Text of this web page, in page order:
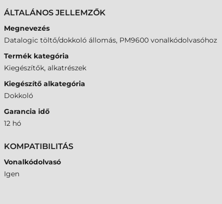
ÁLTALÁNOS JELLEMZŐK
Megnevezés
Datalogic töltő/dokkoló állomás, PM9600 vonalkódolvasóhoz
Termék kategória
Kiegészítők, alkatrészek
Kiegészítő alkategória
Dokkoló
Garancia idő
12 hó
KOMPATIBILITÁS
Vonalkódolvasó
Igen